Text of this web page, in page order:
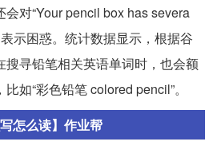
对“Your pencil box has severa
示困惑。统计数据显示，根据谷
搜寻铅笔相关英语单词时，也会额
如“彩色铅笔 colored pencil”。
怎么读】作业帮